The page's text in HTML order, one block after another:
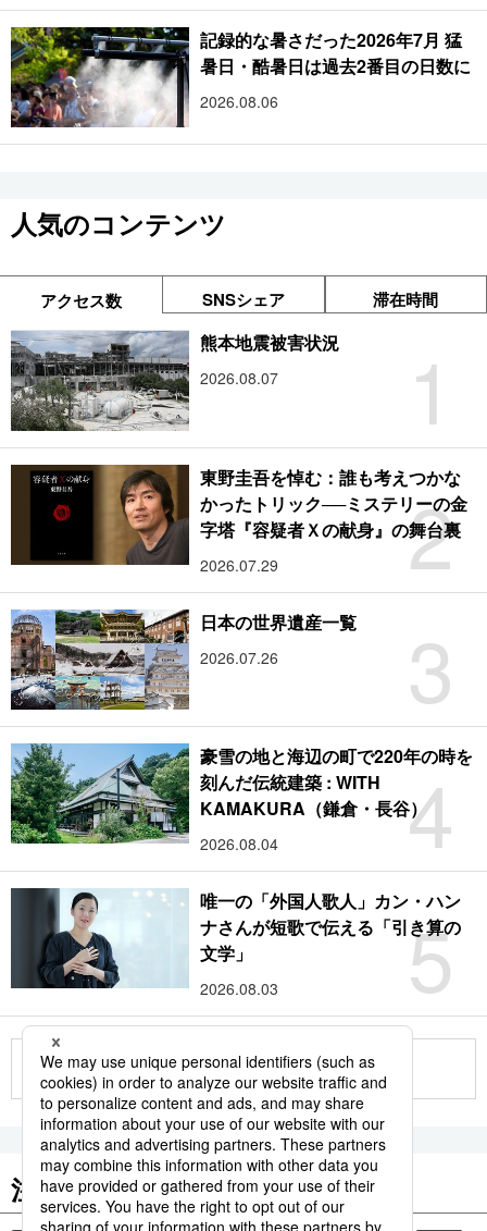
記録的な暑さだった2026年7月 猛
暑日・酷暑日は過去2番目の日数に
2026.08.06
人気のコンテンツ
アクセス数 SNSシェア 滞在時間
1
熊本地震被害状況
2026.08.07
2
東野圭吾を悼む：誰も考えつかな
かったトリック──ミステリーの金
字塔『容疑者Ｘの献身』の舞台裏
2026.07.29
3
日本の世界遺産一覧
2026.07.26
4
豪雪の地と海辺の町で220年の時を
刻んだ伝統建築 : WITH
KAMAKURA（鎌倉・長谷）
2026.08.04
5
唯一の「外国人歌人」カン・ハン
ナさんが短歌で伝える「引き算の
文学」
2026.08.03
もっと見る
注目のキーワード